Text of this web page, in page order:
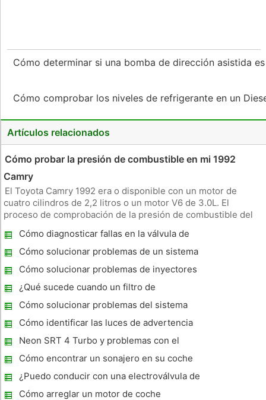
Cómo determinar si una bomba de dirección asistida
Cómo comprobar los niveles de refrigerante en un
Artículos relacionados
Cómo probar la presión de combustible en mi 1992
Camry
El Toyota Camry 1992 era o disponible con un motor de
cuatro cilindros de 2,2 litros o un motor V6 de 3.0L. El
proceso de comprobación de la presión de combustible del
combustible recomendada para el 1992 Camry es entre 38 y
44 psi (libras por pu
Cómo diagnosticar fallas en la válvula de
freno de dosificación
Cómo solucionar problemas de un sistema
antirrobo Chrysler Crossfire
Cómo solucionar problemas de inyectores
de combustible cuando no están pulsando
¿Qué sucede cuando un filtro de
combustible está obstruido
Cómo solucionar problemas del sistema
eléctrico en un Mercury Villager
Cómo identificar las luces de advertencia
en un Toyota Camry
Neon SRT 4 Turbo y problemas con el
tabaquismo
Cómo encontrar un sonajero en su coche
¿Puedo conducir con una electroválvula de
cambio Bad
Cómo arreglar un motor de coche